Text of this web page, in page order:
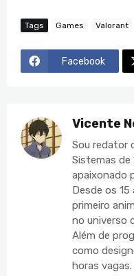
Tags Games Valorant
Facebook
Vicente
Sou redator
Sistemas de
apaixonado
Desde os
primeiro
no universo
Além de
como
horas vagas.